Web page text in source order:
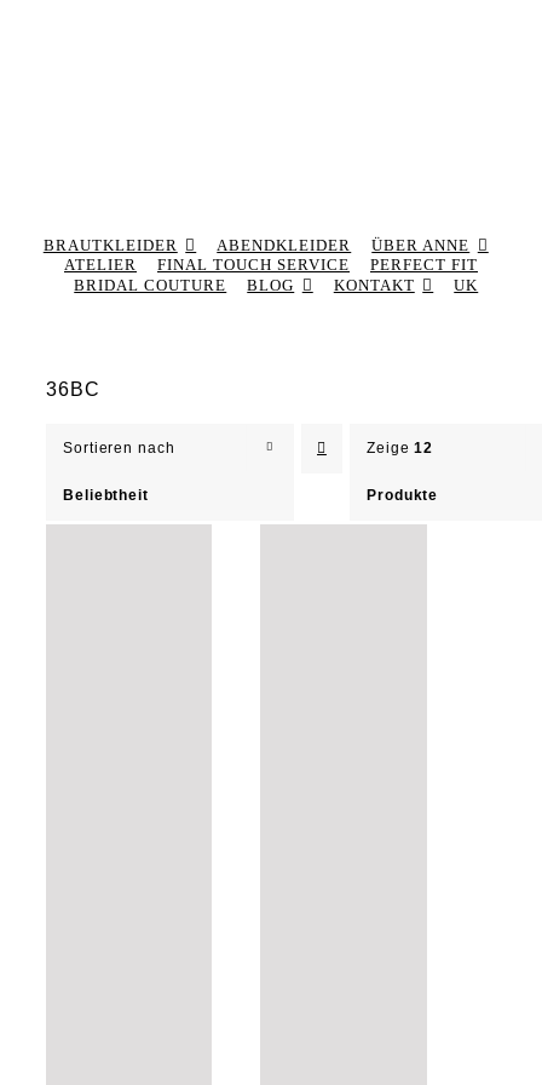
BRAUTKLEIDER ABENDKLEIDER
ÜBER ANNE
ATELIER
FINAL TOUCH SERVICE
PERFECT FIT
BRIDAL COUTURE
BLOG KONTAKT UK
36BC
Sortieren nach
Beliebtheit
Zeige12
Produkte